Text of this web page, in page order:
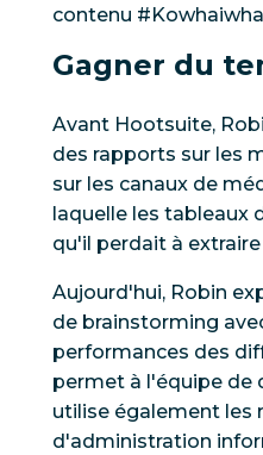
contenu
Gagner du
Avant Hootsuite,
des rapports sur les
sur les canaux de
laquelle les tableaux
qu'il perdait à
Aujourd'hui, Robin
de brainstorming
performances des
permet à l'équipe de
utilise également les
d'administration